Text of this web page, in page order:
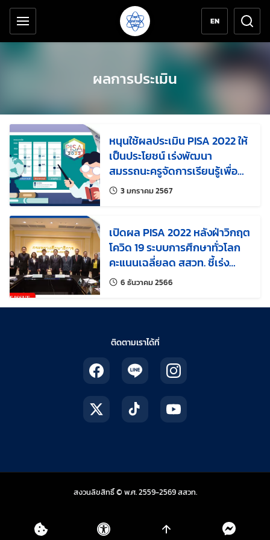
ข้ามไปยังเนื้อหาหลัก
เครื่องมือช่วยเหลือ
EN
ผลการประเมิน
หนุนใช้ผลประเมิน PISA 2022 ให้
เป็นประโยชน์ เร่งพัฒนา
สมรรถนะครูจัดการเรียนรู้เพื่อ
สร้างทักษะสำหรับอนาคต
3 มกราคม 2567แก้ไขล่าสุดเมื่อ:
เปิดผล PISA 2022 หลังฝ่าวิกฤต
โควิด 19 ระบบการศึกษาทั่วโลก
คะแนนเฉลี่ยลด สสวท. ชี้เร่ง
พัฒนาสมรรถนะครูจัดการเรียนรู้
6 ธันวาคม 2566แก้ไขล่าสุดเมื่อ:
ติดตามเราได้ที่
สงวนลิขสิทธิ์ © พ.ศ. 2559-2569สสวท.สถาบันส่งเสริมการสอ